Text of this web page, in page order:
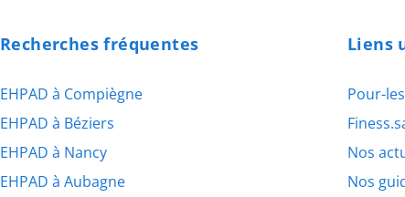
Recherches fréquentes
EHPAD à Compiègne
EHPAD à Béziers
EHPAD à Nancy
EHPAD à Aubagne
Liens
Pour-
Nos
Nos